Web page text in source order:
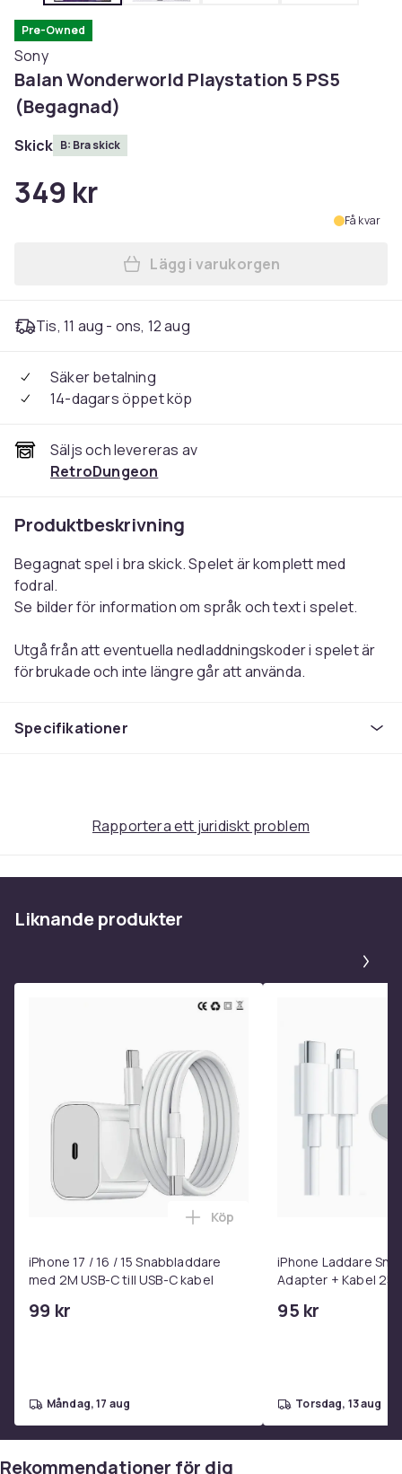
Pre-Owned
Sony
Balan Wonderworld Playstation 5 PS5
(Begagnad)
Skick B: Bra skick
349 kr
Få kvar
Lägg till Balan
Lägg i varukorgen
Tis, 11 aug - ons, 12 aug
Säker betalning
14-dagars öppet köp
Säljs och levereras av
RetroDungeon
Produktbeskrivning
Begagnat spel i bra skick. Spelet är komplett med
fodral.
Se bilder för information om språk och text i spelet.
Utgå från att eventuella nedladdningskoder i spelet är
förbrukade och inte längre går att använda.
B: Bra skick
9e97bcd3-ee15-53f1-aa8e-0a06ed3a2226
Specifikationer
Rapportera ett juridiskt problem
Liknande produkter
iPhone 17 / 16 / 15 Snabbladdare
med 2M USB-C till USB-C kabel
99 kr
Lägg till iPhone 17 / 16 / 15
Köp
måndag, 17 aug
iPhone Laddare
Adapter + Kabel
95 kr
torsdag, 13 aug
Rekommendationer för dig